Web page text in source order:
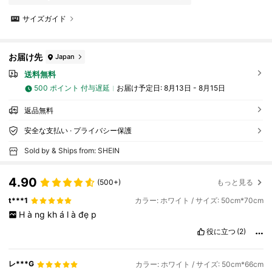
サイズガイド
お届け先 Japan
送料無料
500 ポイント 付与遅延 お届け予定日: 8月13日 - 8月15日
返品無料
安全な支払い · プライバシー保護
Sold by & Ships from: SHEIN
4.90 (500+) もっと見る
t***1 カラー: ホワイト / サイズ: 50cm*70cm
H à ng kh á l à đẹ p
役に立つ (2)
レ***G カラー: ホワイト / サイズ: 50cm*66cm